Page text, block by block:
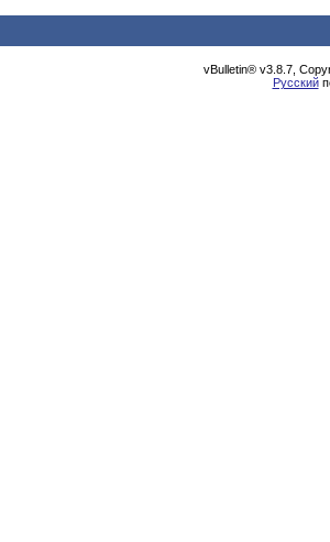
vBulletin® v3.8.7,
Русский